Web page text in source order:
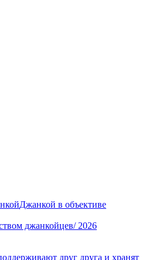
Джанкой в объективе
джанкойцев/ 2026
друг друга и хранят